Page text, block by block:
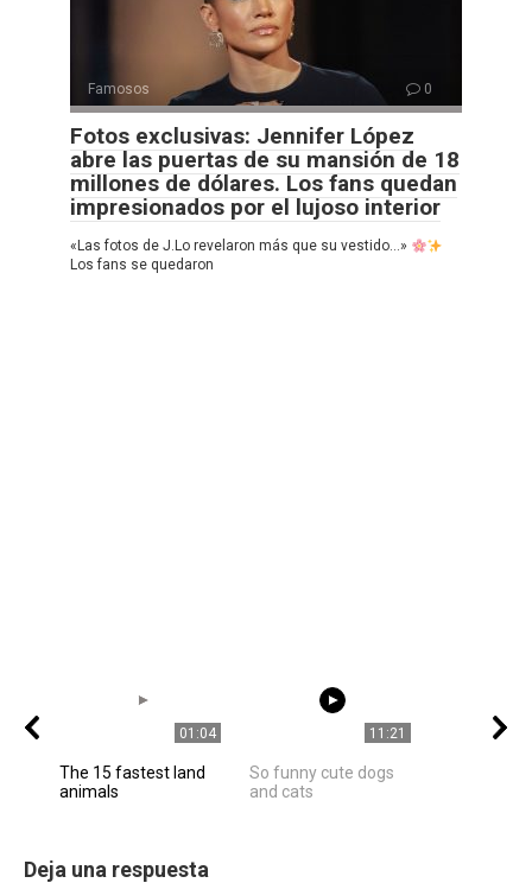
Famosos 0
Fotos exclusivas: Jennifer López
abre las puertas de su mansión de 18
millones de dólares. Los fans quedan
impresionados por el lujoso interior
«Las fotos de J.Lo revelaron más que su vestido…»
Los fans se quedaron
01:04
The 15 fastest land
animals
11:21
So funny cute dogs
and cats
Deja una respuesta